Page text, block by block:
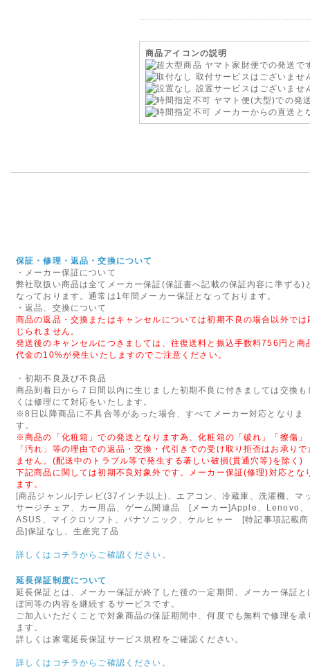
2015年10月13日
◇Firefoxブラウザでのご利
現在、Firefoxブラウザでご利
の表示エラーを確認しておりま
エラーが解消しないようでご
2013年09月22日
認ください。
<重要>Dyson Hot + Cool(
AM05
製品自主回収および製品改
ル)AM04および AM05について
発生したため、ユーザーの皆
2015年08月24日
◇初期不良対象外メーカー
9月1日より、マイクロソフト
なります。
当店での交換やご返金、修理等
初期不良を含め商品に不具合等
2016年04月25日
◇定休日のお知らせ◇
5月8日より、毎週日曜を定休日
商品アイコンの説明
ヤマト家財便での発送で
取付サービスはございませ
設置サービスはございませ
ヤマト便(大型)での発
メーカーからの直送と
保証・修理・返品・交換について
・メーカー保証について
弊社取扱い商品は全てメーカー保証(保証書へ記載の保証内容に準ずる)
なっております。通常は1年間メーカー保証となっております。
・返品、交換について
商品の返品・交換またはキャンセルについては初期不良の場合以外では
じられません。
発送後のキャンセルにつきましては、往復送料と振込手数料756円と商
代金の10%が発生いたしますのでご注意ください。
・初期不良及び不良品
商品到着日から７日間以内に生じました初期不良に付きましては交換も
くは修理にて対応をいたします。
※8日以降商品に不具合等があった場合、すべてメーカー対応となりま
す。
※商品の「化粧箱」での発送となります為、化粧箱の「破れ」「擦傷」
「汚れ」等の理由での返品・交換・代引きでの受け取り拒否はお承りで
ません。(配送中のトラブル等で発生する著しい破損(貫通穴等)を除く)
下記商品に関しては初期不良対象外です。メーカー保証(修理)対応とな
ます。
[商品ジャンル]テレビ(37インチ以上)、エアコン、冷蔵庫、洗濯機、マ
サージチェア、カー用品、ゲーム関連品 [メーカー]Apple、Lenovo、
ASUS、マイクロソフト、パナソニック、ケルヒャー [特記事項記載商
品]保証なし、生産完了品
詳しくはコチラからご確認ください。
延長保証制度について
延長保証とは、メーカー保証が終了した後の一定期間、メーカー保証と
ぼ同等の内容を継続するサービスです。
ご加入いただくことで対象商品の保証期間中、何度でも無料で修理を承
ます。
詳しくは家電延長保証サービス規程をご確認ください。
詳しくはコチラからご確認ください。